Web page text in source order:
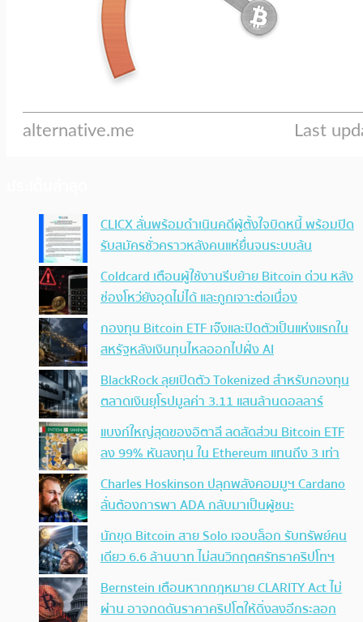
CLICX ลั่นพร้อมดำเนินคดีผู้ตั้งใจบิดหนี้ พร้อมปิด
รับสมัครชั่วคราวหลังคนแห่ยื่นจนระบบล้น
Coldcard เตือนผู้ใช้งานรีบย้าย Bitcoin ด่วน หลัง
ช่องโหว่ยังอุดไม่ได้ และถูกเจาะต่อเนื่อง
กองทุน Bitcoin ETF เจ๊งและปิดตัวเป็นแห่งแรกใน
สหรัฐหลังเงินทุนไหลออกไปฝั่ง AI
BlackRock ลุยเปิดตัว Tokenized สำหรับกองทุน
ตลาดเงินยุโรปมูลค่า 3.11 แสนล้านดอลลาร์
แบงก์ใหญ่สุดของอิตาลี ลดสัดส่วน Bitcoin ETF
ลง 99% หันลงทุน ใน Ethereum แทนถึง 3 เท่า
Charles Hoskinson ปลุกพลังคอมมูฯ Cardano
ลั่นต้องการพา ADA กลับมาเป็นผู้ชนะ
นักขุด Bitcoin สาย Solo เจอบล็อก รับทรัพย์คน
เดียว 6.6 ล้านบาท ไม่สนวิกฤตศรัทธาคริปโทฯ
Bernstein เตือนหากกฎหมาย CLARITY Act ไม่
ผ่าน อาจกดดันราคาคริปโตให้ดิ่งลงอีกระลอก